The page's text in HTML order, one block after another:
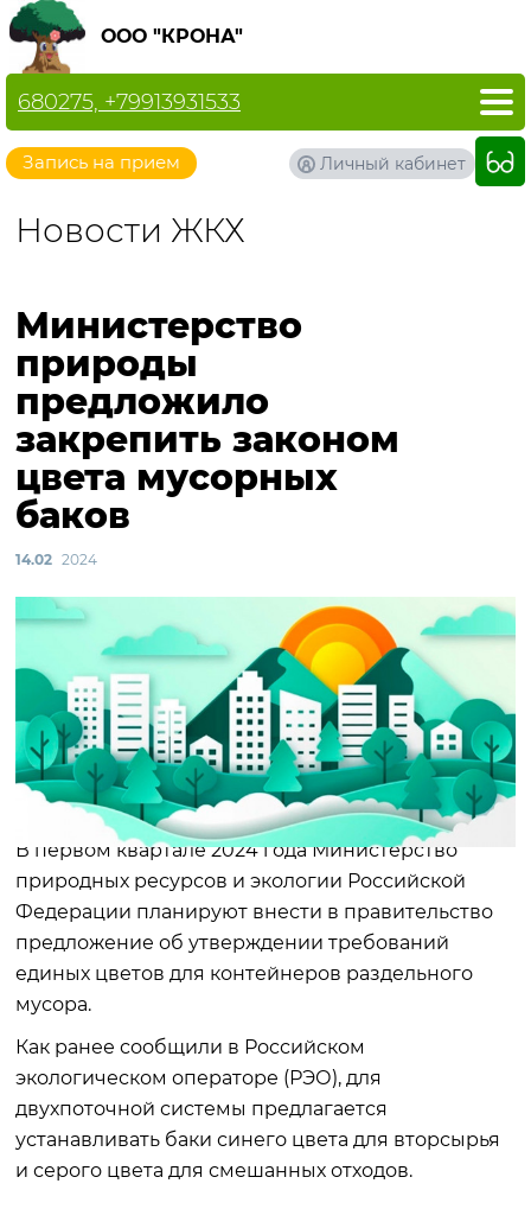
ООО "КРОНА"
Запись на прием
680275, +79913931533
Личный кабинет
Новости ЖКХ
Министерство
природы
предложило
закрепить законом
цвета мусорных
баков
14.02 2024
В первом квартале 2024 года Министерство
природных ресурсов и экологии Российской
Федерации планируют внести в правительство
предложение об утверждении требований
единых цветов для контейнеров раздельного
мусора.
Как ранее сообщили в Российском
экологическом операторе (РЭО), для
двухпоточной системы предлагается
устанавливать баки синего цвета для вторсырья
и серого цвета для смешанных отходов.